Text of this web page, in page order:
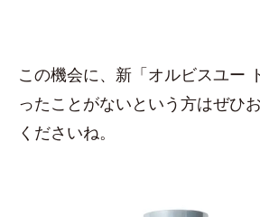
この機会に、新「オルビスユー
ったことがないという方はぜひ
くださいね。